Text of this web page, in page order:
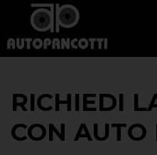
RICHIEDI
CON AUTO